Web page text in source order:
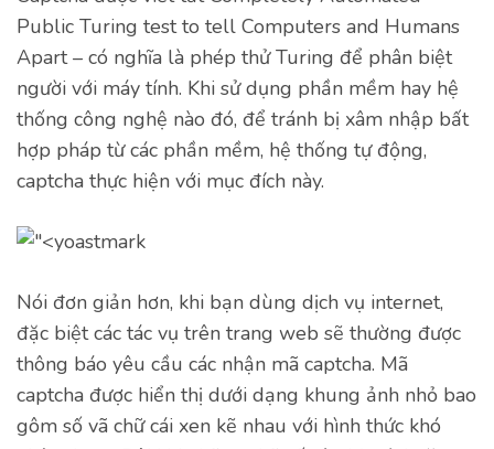
Public Turing test to tell Computers and Humans
Apart – có nghĩa là phép thử Turing để phân biệt
người với máy tính. Khi sử dụng phần mềm hay hệ
thống công nghệ nào đó, để tránh bị xâm nhập bất
hợp pháp từ các phần mềm, hệ thống tự động,
captcha thực hiện với mục đích này.
Nói đơn giản hơn, khi bạn dùng dịch vụ internet,
đặc biệt các tác vụ trên trang web sẽ thường được
thông báo yêu cầu các nhận mã captcha. Mã
captcha được hiển thị dưới dạng khung ảnh nhỏ bao
gôm số vã chữ cái xen kẽ nhau với hình thức khó